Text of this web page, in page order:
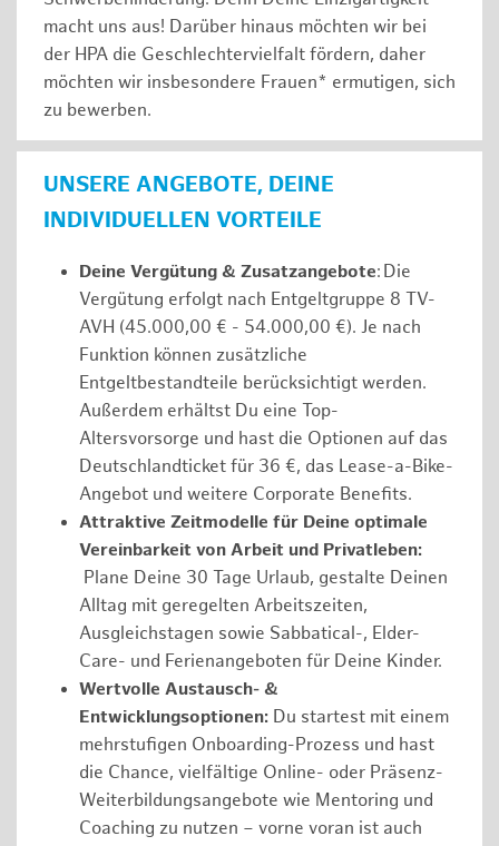
macht uns aus! Darüber hinaus möchten wir bei
der HPA die Geschlechtervielfalt fördern, daher
möchten wir insbesondere Frauen* ermutigen, sich
zu bewerben.
UNSERE ANGEBOTE, DEINE
INDIVIDUELLEN VORTEILE
Deine Vergütung & Zusatzangebote: Die
Vergütung erfolgt nach Entgeltgruppe 8 TV-
AVH (45.000,00 € - 54.000,00 €). Je nach
Funktion können zusätzliche
Entgeltbestandteile berücksichtigt werden.
Außerdem erhältst Du eine Top-
Altersvorsorge und hast die Optionen auf das
Deutschlandticket für 36 €, das Lease-a-Bike-
Angebot und weitere Corporate Benefits.
Attraktive Zeitmodelle für Deine optimale
Vereinbarkeit von Arbeit und Privatleben:
Plane Deine 30 Tage Urlaub, gestalte Deinen
Alltag mit geregelten Arbeitszeiten,
Ausgleichstagen sowie Sabbatical-, Elder-
Care- und Ferienangeboten für Deine Kinder.
Wertvolle Austausch- &
Entwicklungsoptionen: Du startest mit einem
mehrstufigen Onboarding-Prozess und hast
die Chance, vielfältige Online- oder Präsenz-
Weiterbildungsangebote wie Mentoring und
Coaching zu nutzen – vorne voran ist auch